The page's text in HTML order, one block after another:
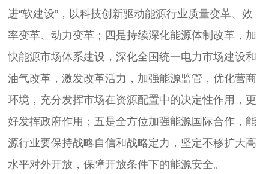
进“软建设”，以科技创新驱动能源行业质量变革、效
率变革、动力变革；四是持续深化能源体制改革，加
快能源市场体系建设，深化全国统一电力市场建设和
油气改革，激发改革活力，加强能源监管，优化营商
环境，充分发挥市场在资源配置中的决定性作用，更
好发挥政府作用；五是全方位加强能源国际合作，能
源行业要保持战略自信和战略定力，坚定不移扩大高